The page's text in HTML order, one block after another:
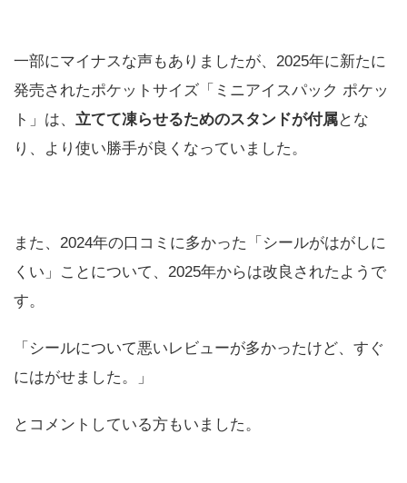
一部にマイナスな声もありましたが、2025年に新たに
発売されたポケットサイズ「ミニアイスパック ポケッ
ト」は、 立てて凍らせるためのスタンドが付属とな
り、より使い勝手が良くなっていました。
また、2024年の口コミに多かった「シールがはがしに
くい」ことについて、2025年からは改良されたようで
す。
「シールについて悪いレビューが多かったけど、すぐ
にはがせました。」
とコメントしている方もいました。